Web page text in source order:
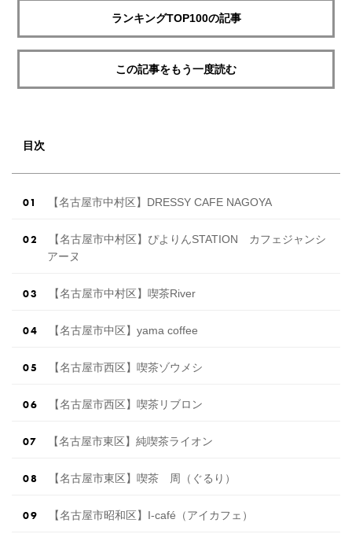
ランキングTOP100の記事
この記事をもう一度読む
目次
【名古屋市中村区】DRESSY CAFE NAGOYA
【名古屋市中村区】ぴよりんSTATION カフェジャンシ
アーヌ
【名古屋市中村区】喫茶River
【名古屋市中区】yama coffee
【名古屋市西区】喫茶ゾウメシ
【名古屋市西区】喫茶リブロン
【名古屋市東区】純喫茶ライオン
【名古屋市東区】喫茶 周（ぐるり）
【名古屋市昭和区】I-café（アイカフェ）